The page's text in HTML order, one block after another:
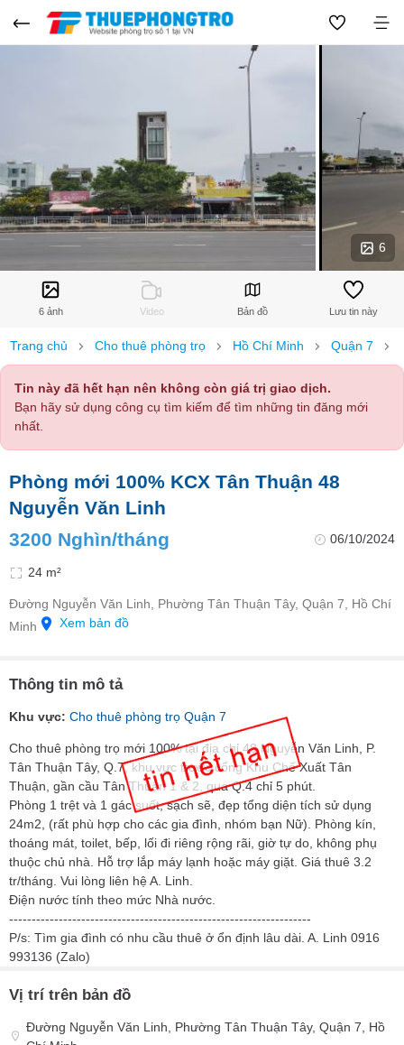
6
6 ảnh Video Bản đồ Lưu tin này
Trang chủ Cho thuê phòng trọ Hồ Chí Minh Quận 7
Tin này đã hết hạn nên không còn giá trị giao dịch.
Bạn hãy sử dụng công cụ tìm kiếm để tìm những tin đăng mới
nhất.
Phòng mới 100% KCX Tân Thuận 48
Nguyễn Văn Linh
3200 Nghìn/tháng
06/10/2024
24 m²
Đường Nguyễn Văn Linh, Phường Tân Thuận Tây, Quận 7, Hồ Chí
Minh
Xem bản đồ
Thông tin mô tả
Khu vực: Cho thuê phòng trọ Quận 7
Cho thuê phòng trọ mới 100% tại địa chỉ 48 Nguyễn Văn Linh, P.
Tân Thuận Tây, Q.7, khu vực trước cổng Khu Chế Xuất Tân
Thuận, gần cầu Tân Thuận 1 & 2, qua Q.4 chỉ 5 phút.
Phòng 1 trệt và 1 gác suốt, sạch sẽ, đẹp tổng diện tích sử dụng
24m2, (rất phù hợp cho các gia đình, nhóm bạn Nữ). Phòng kín,
thoáng mát, toilet, bếp, lối đi riêng rộng rãi, giờ tự do, không phụ
thuộc chủ nhà. Hỗ trợ lắp máy lạnh hoặc máy giặt. Giá thuê 3.2
tr/tháng. Vui lòng liên hệ A. Linh.
Điện nước tính theo mức Nhà nước.
-------------------------------------------------------------------
P/s: Tìm gia đình có nhu cầu thuê ở ổn định lâu dài. A. Linh 0916
993136 (Zalo)
Vị trí trên bản đồ
Đường Nguyễn Văn Linh, Phường Tân Thuận Tây, Quận 7, Hồ